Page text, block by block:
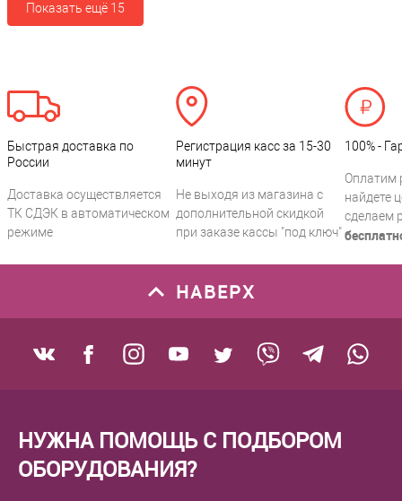
Показать ещё 15
Быстрая доставка по
России
Доставка осуществляется
ТК СДЭК в автоматическом
режиме
Регистрация касс за 15-30
минут
Не выходя из магазина с
дополнительной скидкой
при заказе кассы "под ключ"
100% -
Оплатим
найдете
сделаем
НАВЕРХ
НУЖНА ПОМОЩЬ С ПОДБОРОМ
ОБОРУДОВАНИЯ?